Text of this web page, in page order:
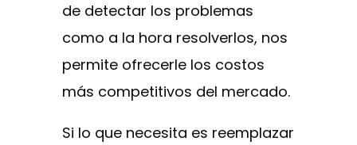
de detectar los problemas
como a la hora resolverlos, nos
permite ofrecerle los costos
más competitivos del mercado.
Si lo que necesita es reemplazar